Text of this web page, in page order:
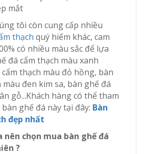
mắt
tôi còn cung cấp nhiều
thạch quý hiếm khác, cam
có nhiều màu sắc để lựa
đá cẩm thạch màu xanh
thạch màu đỏ hồng, bàn
màu đen kim sa, bàn ghế đá
gỗ...Khách hàng có thể tham
ghế đá này tại đây: Bàn
đẹp nhất
nên chọn mua bàn ghế đá
?